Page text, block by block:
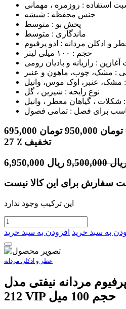
استفاده : روزمره ، مهمانی
جنس محفظه : شیشه
پخش بو : متوسط
ماندگاری : متوسط
و ادکلن مردانه : ادو پرفیوم
حجم : ۱۰۰ میلی لیتر
: مشک، چوب، ماهون و عنبر
مشک، عنبر، اوک موس، وانیل
نوع رایحه : شیرین ، گل
: شکلات ، گیاهان معطر ، وانیل
برای فصل : تمامی فصول
695,000 تومان 950,000تومان
27
٪ تخفیف
6,950,000 ریال 9,500,000
سفارش برای این کالا نیست
این ترکیب وجود ندارد
افزودن به سبد خرید به سبد خرید
عطر و ادکلن مردانه
مردانه نیفتی مدل
212 VIP حجم 100 میل